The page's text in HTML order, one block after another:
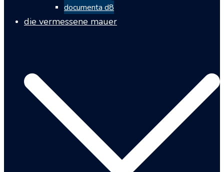
documenta d8
die vermessene mauer